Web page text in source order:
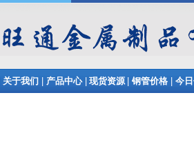
关于我们 | 产品中心| 现货资源 | 钢管价格 | 今